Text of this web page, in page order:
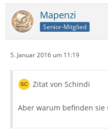
Mapenzi
Senior-Mitglied
5. Januar 2016 um 11:19
Zitat von Schindi
Aber warum befinden